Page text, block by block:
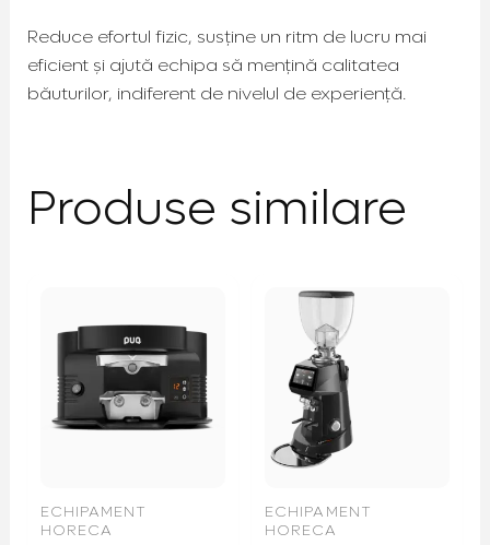
Reduce efortul fizic, susține un ritm de lucru mai
eficient și ajută echipa să mențină calitatea
băuturilor, indiferent de nivelul de experiență.
Produse similare
ECHIPAMENT
HORECA
ECHIPAMENT
HORECA